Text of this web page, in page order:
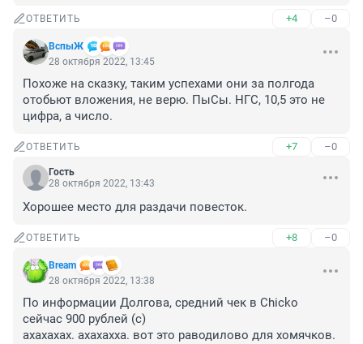
ОТВЕТИТЬ +4 –0
ВспыЖ
28 октября 2022, 13:45
Похоже на сказку, таким успехами они за полгода
отобьют вложения, не верю. ПыСы. НГС, 10,5 это не
цифра, а число.
ОТВЕТИТЬ +7 –0
Гость
28 октября 2022, 13:43
Хорошее место для раздачи повесток.
ОТВЕТИТЬ +8 –0
Bream
28 октября 2022, 13:38
По информации Долгова, средний чек в Chicko
сейчас 900 рублей (c)
ахахахах. ахахахха. вот это раводилово для хомячков.